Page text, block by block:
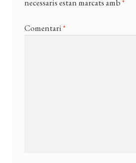
necessaris estan marcats amb*
Comentari*